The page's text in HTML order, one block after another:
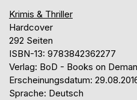
Krimis & Thriller
Hardcover
292 Seiten
ISBN-13: 9783842362277
Verlag: BoD - Books on
Erscheinungsdatum:
Sprache: Deutsch